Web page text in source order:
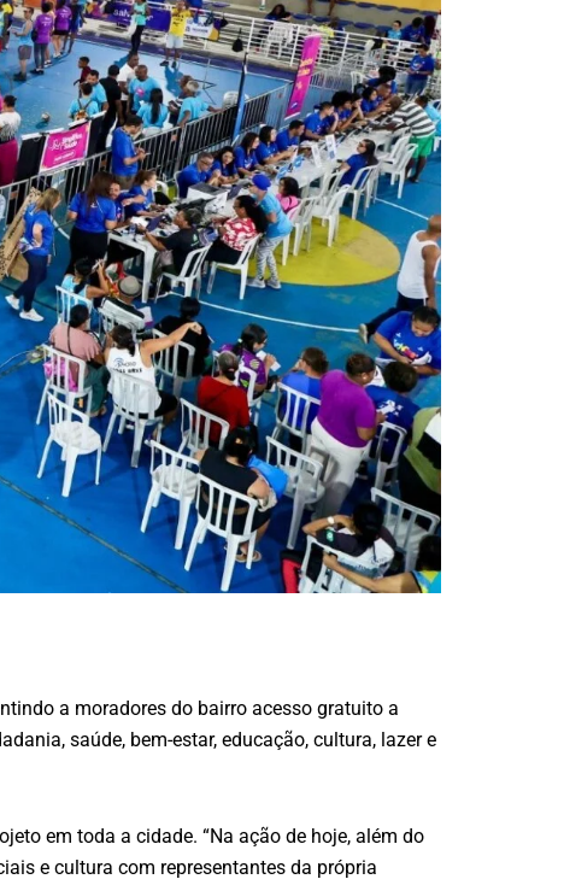
a moradores do bairro acesso gratuito a
saúde, bem-estar, educação, cultura, lazer e
em toda a cidade. “Na ação de hoje, além do
e cultura com representantes da própria